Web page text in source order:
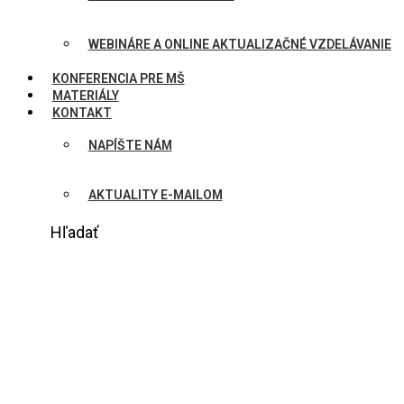
WEBINÁRE A ONLINE AKTUALIZAČNÉ VZDELÁVANIE
KONFERENCIA PRE MŠ
MATERIÁLY
KONTAKT
NAPÍŠTE NÁM
AKTUALITY E-MAILOM
Hľadať